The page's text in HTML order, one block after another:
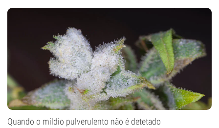
Quando o míldio pulverulento não é detetado